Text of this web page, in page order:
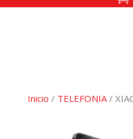
Inicio / TELEFONIA/